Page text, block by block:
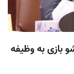
بازی به وظیفه